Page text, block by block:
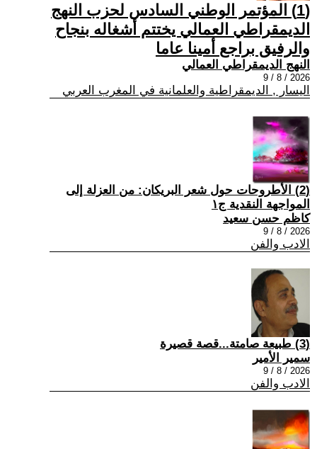
(1) المؤتمر الوطني السادس لحزب النهج
الديمقراطي العمالي يختتم أشغاله بنجاح
والرفيق براجع أمينا عاما
النهج الديمقراطي العمالي
2026 / 8 / 9
اليسار , الديمقراطية والعلمانية في المغرب العربي
(2) الأطروحات حول شعر البريكان: من العزلة إلى
المواجهة النقدية ج١
كاظم حسن سعيد
2026 / 8 / 9
الادب والفن
(3) طبيعة صامتة...قصة قصيرة
سمير الأمير
2026 / 8 / 9
الادب والفن